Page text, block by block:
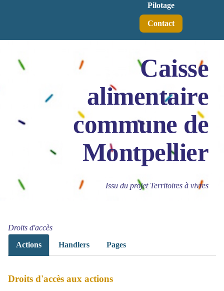
Pilotage
Contact
Caisse
alimentaire
commune de
Montpellier
Issu du projet Territoires à vivres
Droits d'accès
Actions
Handlers Pages
Droits d'accès aux actions